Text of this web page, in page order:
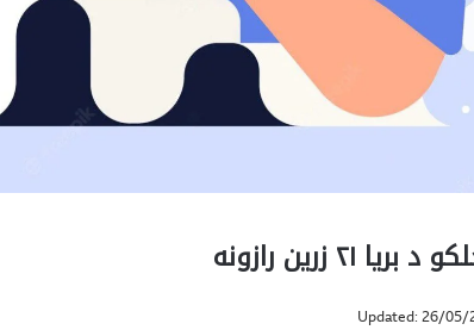
۲۱ زرین رازونه
Updated: 26/05/